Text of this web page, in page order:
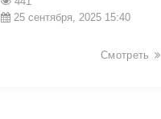
25 сентября, 2025 15:40
Смотреть